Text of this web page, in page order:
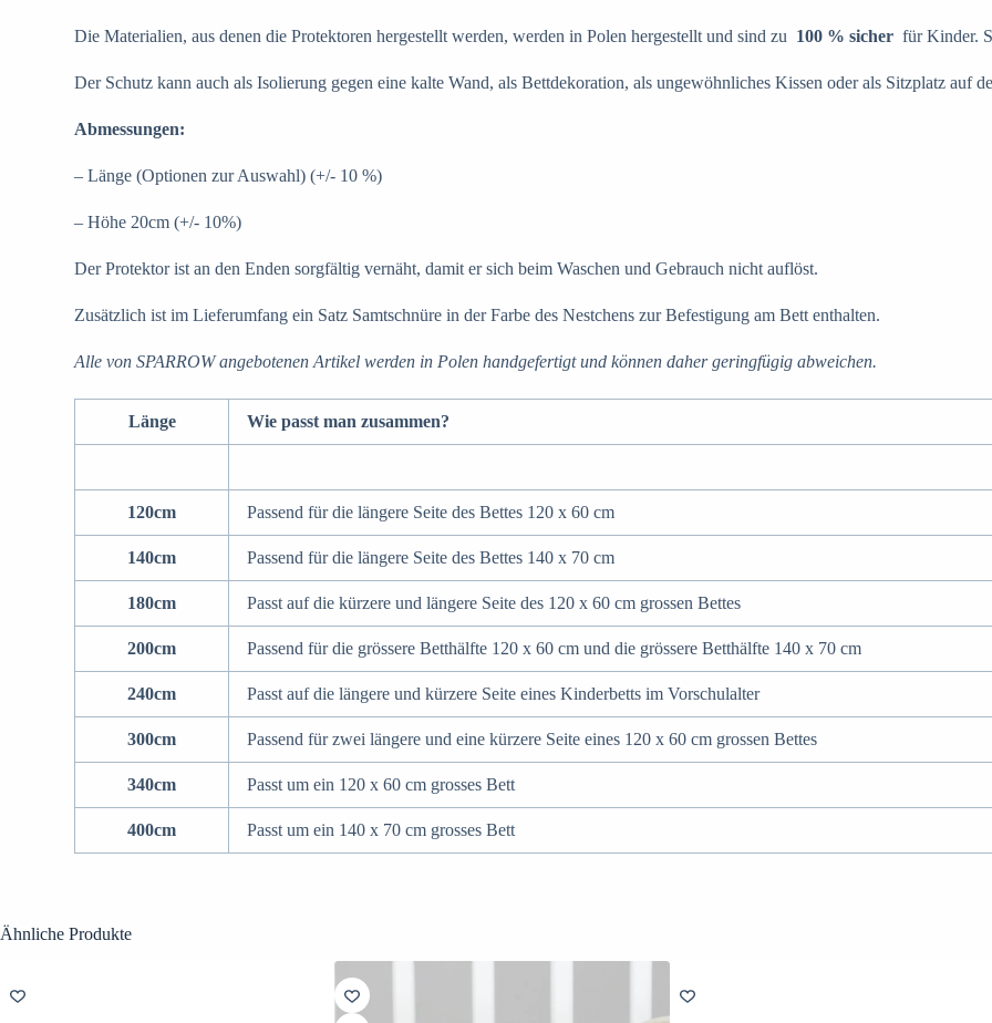
Die Materialien, aus denen die Protektoren hergestellt werden, werden in Polen hergestellt und sind zu 100 % sicher für Kinder.
Der Schutz kann auch als Isolierung gegen eine kalte Wand, als Bettdekoration, als ungewöhnliches Kissen oder als Sitzplatz auf
Abmessungen:
– Länge (Optionen zur Auswahl) (+/- 10 %)
– Höhe 20cm (+/- 10%)
Der Protektor ist an den Enden sorgfältig vernäht, damit er sich beim Waschen und Gebrauch nicht auflöst.
Zusätzlich ist im Lieferumfang ein Satz Samtschnüre in der Farbe des Nestchens zur Befestigung am Bett enthalten.
Alle von SPARROW angebotenen Artikel werden in Polen handgefertigt und können daher geringfügig abweichen.
Länge Wie passt man zusammen?
120cm Passend für die längere Seite des Bettes 120 x 60 cm
140cm Passend für die längere Seite des Bettes 140 x 70 cm
180cm Passt auf die kürzere und längere Seite des 120 x 60 cm grossen Bettes
200cm Passend für die grössere Betthälfte 120 x 60 cm und die grössere Betthälfte 140 x 70 cm
240cm Passt auf die längere und kürzere Seite eines Kinderbetts im Vorschulalter
300cm Passend für zwei längere und eine kürzere Seite eines 120 x 60 cm grossen Bettes
340cm Passt um ein 120 x 60 cm grosses Bett
400cm Passt um ein 140 x 70 cm grosses Bett
Ähnliche Produkte